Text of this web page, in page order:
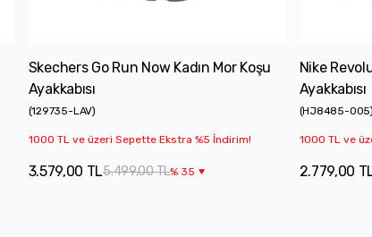
Skechers Go Run Now Kadın Mor Koşu
Ayakkabısı
(129735-LAV)
1000 TL ve üzeri Sepette Ekstra %5 İndirim!
5.499,00 TL% 35
3.579,00 TL
Nike
Ayakkabısı
(HJ8485-005)
1000 TL ve
2.779,00